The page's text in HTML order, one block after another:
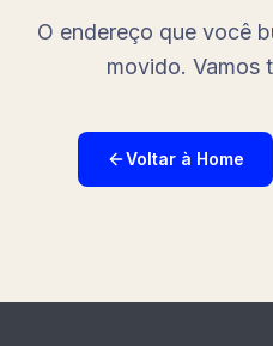
O endereço que você
movido. Vamos
Voltar à Home